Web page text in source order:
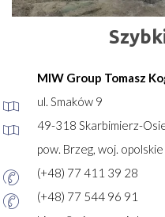
MIW Group Tomasz
ul. Smaków 9
49-318 Skarbimierz-
pow. Brzeg, woj. opolskie
(+48) 77 411 39 28
(+48) 77 544 96 91